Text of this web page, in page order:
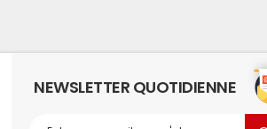
NEWSLETTER QUOTIDIENNE